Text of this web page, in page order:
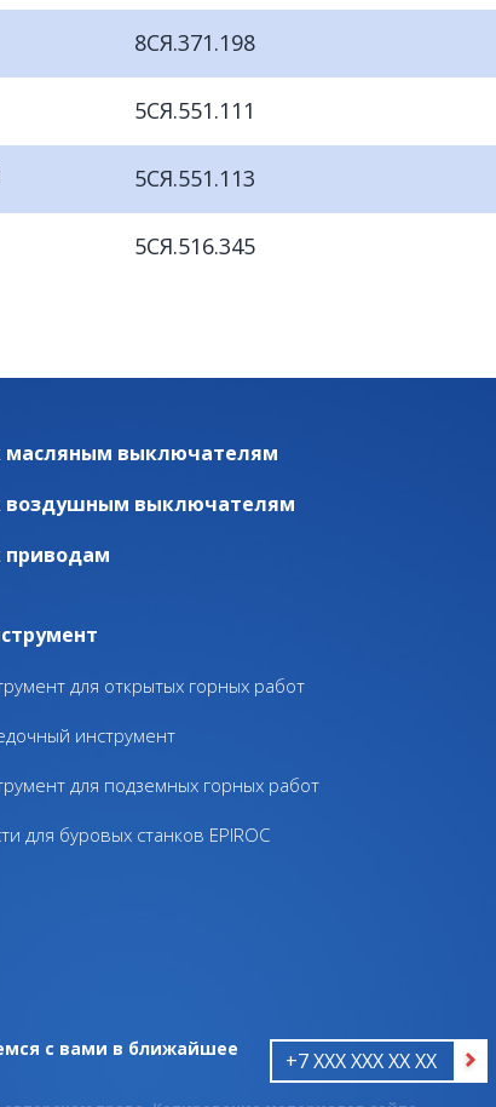
8СЯ.371.198
5СЯ.551.111
5СЯ.551.113
5СЯ.516.345
масляным выключателям
воздушным выключателям
приводам
для открытых горных работ
инструмент
для подземных горных работ
для буровых станков EPIROC
с вами в ближайшее